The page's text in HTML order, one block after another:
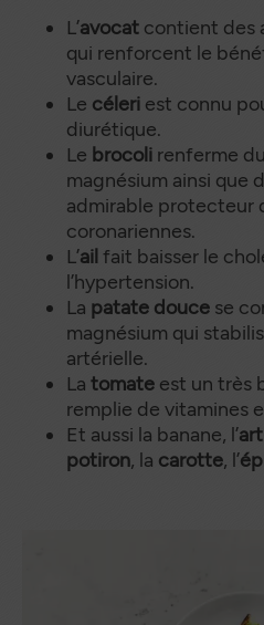
L’avocat contient des
qui renforcent le
vasculaire.
Le céleri est connu
diurétique.
Le brocoli renferme
magnésium ainsi que
admirable protecteur
coronariennes.
L’ail fait baisser le
l’hypertension.
La patate douce se
magnésium qui
artérielle.
La tomate est un très
remplie de vitamines
Et aussi la banane, l’
potiron, la carotte, l’